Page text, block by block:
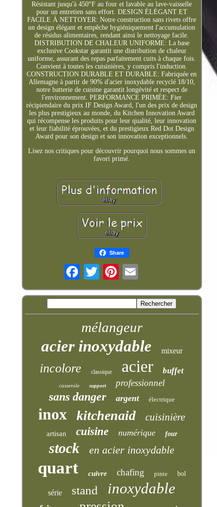
Résistant jusqu'à 450°F au four et lavable au lave-vaisselle
pour un entretien sans effort. DESIGN ÉLÉGANT ET
FACILE À NETTOYER: Notre construction sans rivets offre
un design élégant et empêche hygiéniquement l'accumulation
de résidus alimentaires, rendant ainsi le nettoyage facile.
DISTRIBUTION DE CHALEUR UNIFORME: La base
exclusive Cookstar garantit une distribution de chaleur
uniforme, assurant des repas parfaitement cuits à chaque fois.
Convient à toutes les cuisinières, y compris l'induction.
CONSTRUCTION DURABLE ET DURABLE: Fabriquée en
Allemagne à partir de 90% d'acier inoxydable recyclé 18/10,
notre batterie de cuisine garantit longévité et respect de
l'environnement. PERFORMANCE PRIMÉE: Fier
récipiendaire du prix IF Design Award, l'un des prix de design
les plus prestigieux au monde, du Kitchen Innovation Award
qui récompense les produits pour leur qualité, leur innovation
et leur fiabilité éprouvées, et du prestigieux Red Dot Design
Award pour son design et son innovation exceptionnels.
Lisez nos critiques pour découvrir pourquoi nous sommes un
favori primé.
Share
mélangeur
acier inoxydable mixeur
incolore classique acier buffet
casserole support professionnel
sans danger argent électrique
inox kitchenaid cuisinière
artisan cuisine numérique four
stock en acier inoxydable
quart cuivre chafing pinte bol
série stand inoxydable